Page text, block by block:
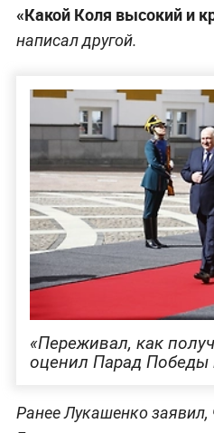
«Какой Коля высокий и
написал другой.
«Переживал, как
оценил Парад
Ранее Лукашенко заявил,